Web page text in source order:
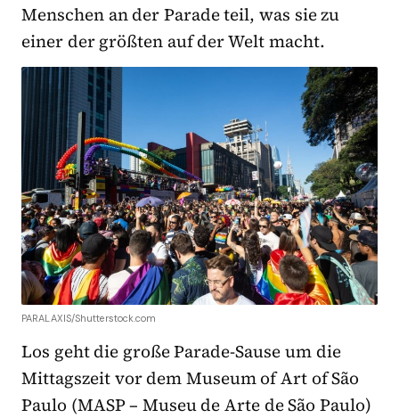
Menschen an der Parade teil, was sie zu
einer der größten auf der Welt macht.
PARALAXIS/Shutterstock.com
Los geht die große Parade-Sause um die
Mittagszeit vor dem Museum of Art of São
Paulo (MASP – Museu de Arte de São Paulo)